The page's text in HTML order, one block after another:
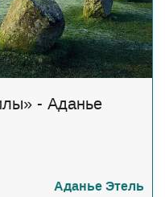
- Аданье
Аданье Этель